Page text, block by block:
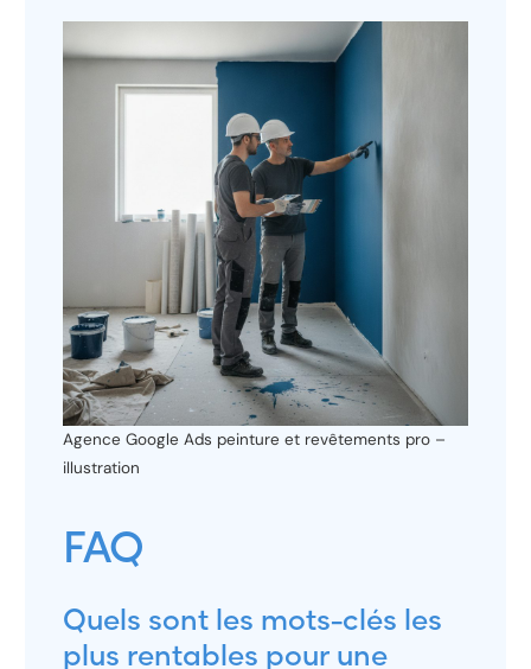
Agence Google Ads peinture et revêtements pro –
illustration
FAQ
Quels sont les mots-clés les
plus rentables pour une